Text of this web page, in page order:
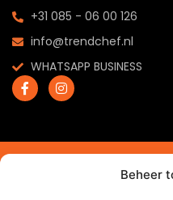
Beheer
+31 085 - 06 00 126
info@trendchef.nl
WHATSAPP BUSINESS
Website